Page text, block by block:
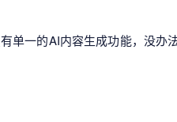
单一的AI内容生成功能，没办